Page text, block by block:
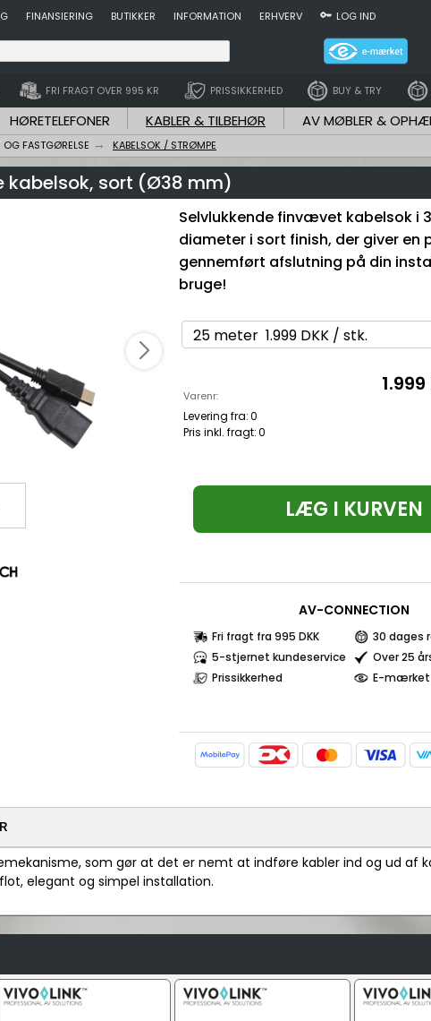
FINANSIERING BUTIKKER INFORMATION ERHVERV LOG IND
FRI FRAGT OVER 995 KR PRISSIKKERHED BUY & TRY
HØRETELEFONER KABLER & TILBEHØR AV MØBLER &
OG FASTGØRELSE KABELSOK / STRØMPE
kabelsok, sort (Ø38 mm)
Selvlukkende finvævet kabelsok i
diameter i sort finish, der giver en
gennemført afslutning på din
bruge!
Varenr:
Levering fra:0
Pris inkl. fragt:0
1.999
LÆG I KURVEN
AV-CONNECTION
Fri fragt fra 995 DKK
30 dages
5-stjernet kundeservice
Over 25
Prissikkerhed
E-mærket
som gør at det er nemt at indføre kabler ind og ud af
elegant og simpel installation.